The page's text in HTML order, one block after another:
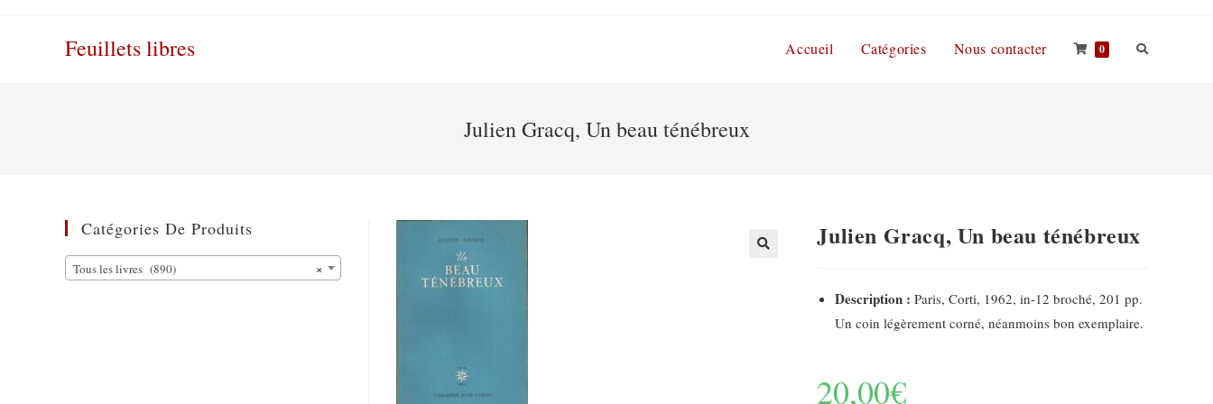
Feuillets libres Accueil Catégories Nous contacter 0
Julien Gracq, Un beau ténébreux
Julien Gracq, Un beau ténébreux
Description : Paris, Corti, 1962, in-12 broché, 201 pp.
Un coin légèrement corné, néanmoins bon exemplaire.
20,00€
Catégories De Produits
×
Tous les livres (890)